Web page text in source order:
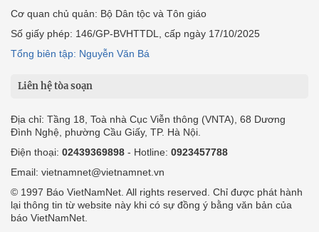
Cơ quan chủ quản: Bộ Dân tộc và Tôn giáo
Số giấy phép: 146/GP-BVHTTDL, cấp ngày 17/10/2025
Tổng biên tập: Nguyễn Văn Bá
Liên hệ tòa soạn
Địa chỉ: Tầng 18, Toà nhà Cục Viễn thông (VNTA), 68 Dương
Đình Nghệ, phường Cầu Giấy, TP. Hà Nội.
Điện thoại: 02439369898 - Hotline: 0923457788
Email: vietnamnet@vietnamnet.vn
© 1997 Báo VietNamNet. All rights reserved. Chỉ được phát hành
lại thông tin từ website này khi có sự đồng ý bằng văn bản của
báo VietNamNet.